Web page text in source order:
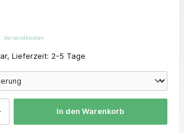
Versandkosten
Lieferzeit: 2-5 Tage
In den Warenkorb